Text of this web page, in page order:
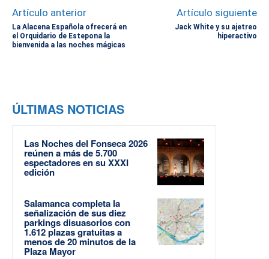
Artículo anterior
La Alacena Española ofrecerá en
el Orquidario de Estepona la
bienvenida a las noches mágicas
Artículo siguiente
Jack White y su ajetreo
hiperactivo
ÚLTIMAS NOTICIAS
Las Noches del Fonseca 2026
reúnen a más de 5.700
espectadores en su XXXI
edición
Salamanca completa la
señalización de sus diez
parkings disuasorios con
1.612 plazas gratuitas a
menos de 20 minutos de la
Plaza Mayor